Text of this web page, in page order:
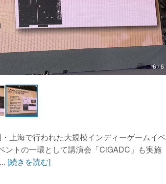
6 / 6
上海で行われた大規模インディーゲームイベ
ントの一環として講演会「CiGADC」も実施
[続きを読む]